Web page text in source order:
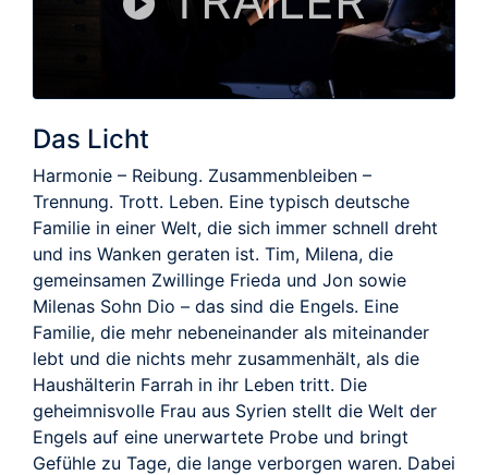
Das Licht
Harmonie – Reibung. Zusammenbleiben –
Trennung. Trott. Leben. Eine typisch deutsche
Familie in einer Welt, die sich immer schnell dreht
und ins Wanken geraten ist. Tim, Milena, die
gemeinsamen Zwillinge Frieda und Jon sowie
Milenas Sohn Dio – das sind die Engels. Eine
Familie, die mehr nebeneinander als miteinander
lebt und die nichts mehr zusammenhält, als die
Haushälterin Farrah in ihr Leben tritt. Die
geheimnisvolle Frau aus Syrien stellt die Welt der
Engels auf eine unerwartete Probe und bringt
Gefühle zu Tage, die lange verborgen waren. Dabei